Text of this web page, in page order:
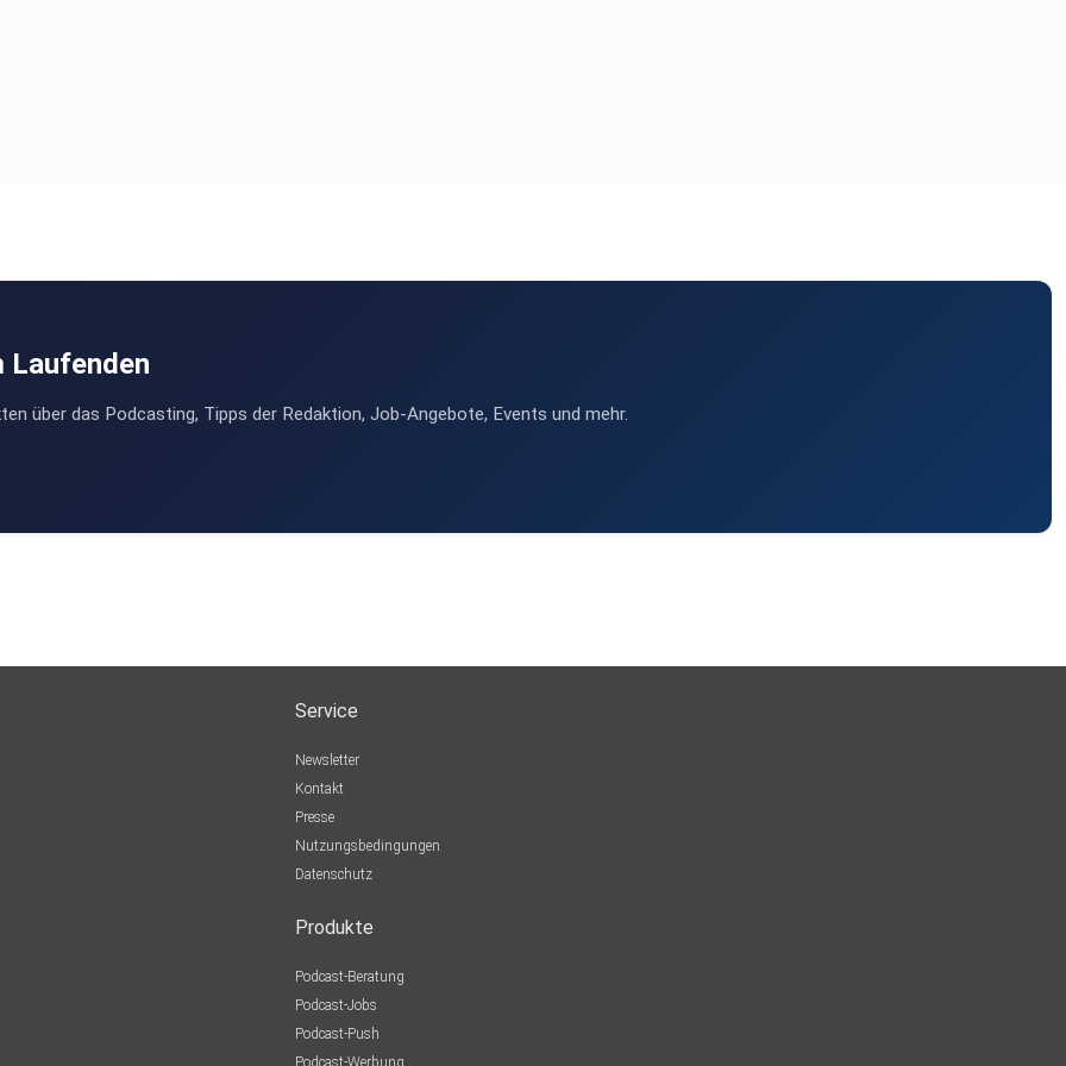
Laufenden
über das Podcasting, Tipps der Redaktion, Job-Angebote, Events und mehr.
Service
Newsletter
Kontakt
Presse
Nutzungsbedingungen
Datenschutz
Produkte
Podcast-Beratung
Podcast-Jobs
Podcast-Push
Podcast-Werbung